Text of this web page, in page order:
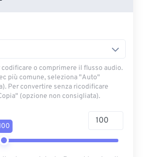
codificare o comprimere il flusso audio.
più comune, seleziona "Auto"
Per convertire senza ricodificare
(opzione non consigliata).